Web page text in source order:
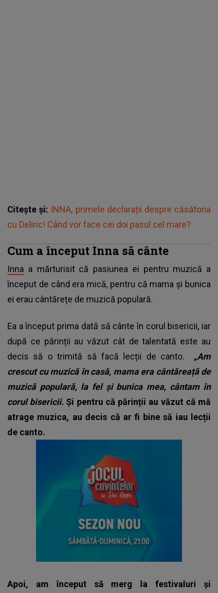
Citește și: INNA, primele declarații despre căsătoria
cu Deliric! Când vor face cei doi pasul cel mare?
Cum a început Inna să cânte
Inna a mărturisit că pasiunea ei pentru muzică a
început de când era mică, pentru că mama și bunica
ei erau cântărețe de muzică populară.
Ea a început prima dată să cânte în corul bisericii, iar
după ce părinții au văzut cât de talentată este au
decis să o trimită să facă lecții de canto. „Am
crescut cu muzică în casă, mama era cântăreață de
muzică populară, la fel și bunica mea, cântam în
corul bisericii.Și pentru că părinții au văzut că mă
atrage muzica, au decis că ar fi bine să iau lecții
de canto.
Apoi, am început să merg la festivaluri și